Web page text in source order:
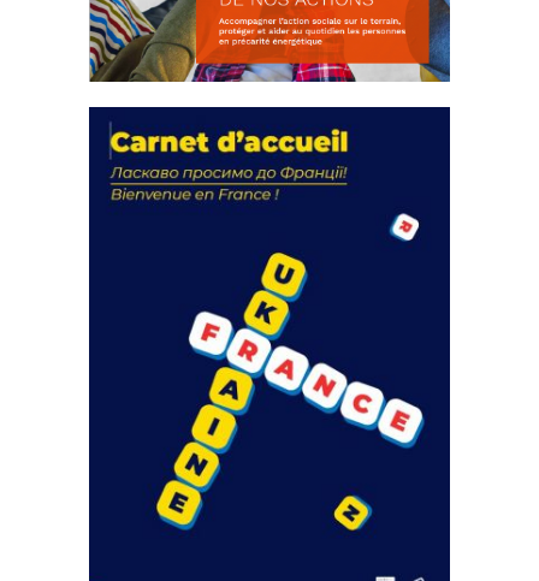
actions
18 septembre 2023
FEUILLETER